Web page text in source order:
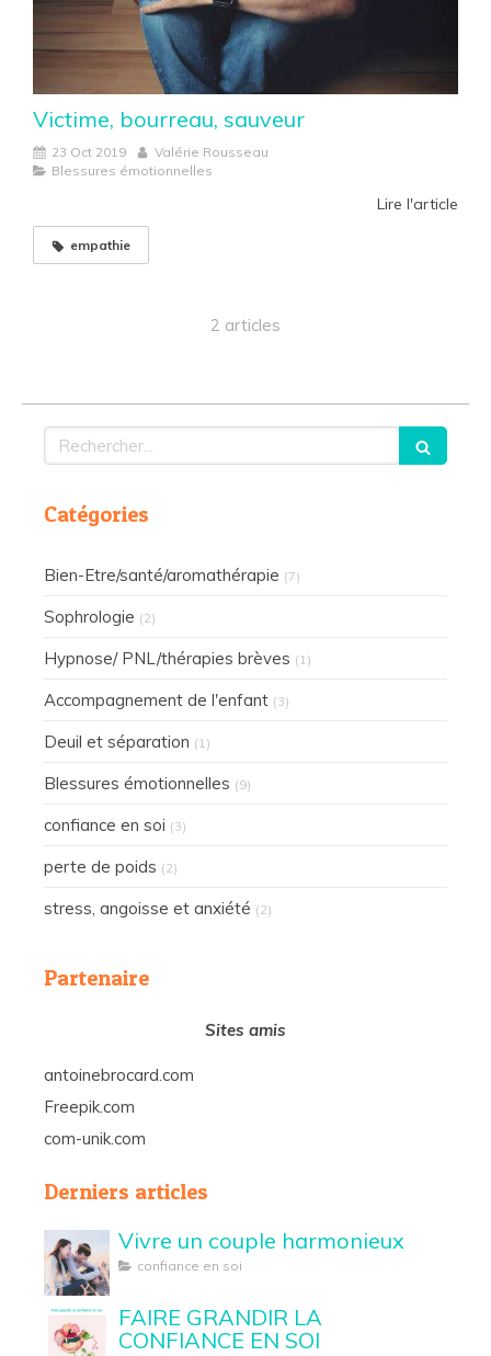
Victime, bourreau, sauveur
23 Oct 2019
Valérie Rousseau
Blessures émotionnelles
Lire l'article
empathie
2 articles
Rechercher
Catégories
Bien-Etre/santé/aromathérapie (7)
Sophrologie (2)
Hypnose/ PNL/thérapies brèves (1)
Accompagnement de l'enfant (3)
Deuil et séparation (1)
Blessures émotionnelles (9)
confiance en soi (3)
perte de poids (2)
stress, angoisse et anxiété (2)
Partenaire
Sites amis
antoinebrocard.com
Freepik.com
com-unik.com
Derniers articles
Vivre un couple harmonieux
confiance en soi
FAIRE GRANDIR LA
CONFIANCE EN SOI